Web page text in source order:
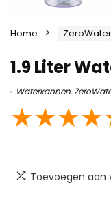
Home ZeroWater
1.9 Liter
Waterkannen,
★★★★
Toevoegen aan